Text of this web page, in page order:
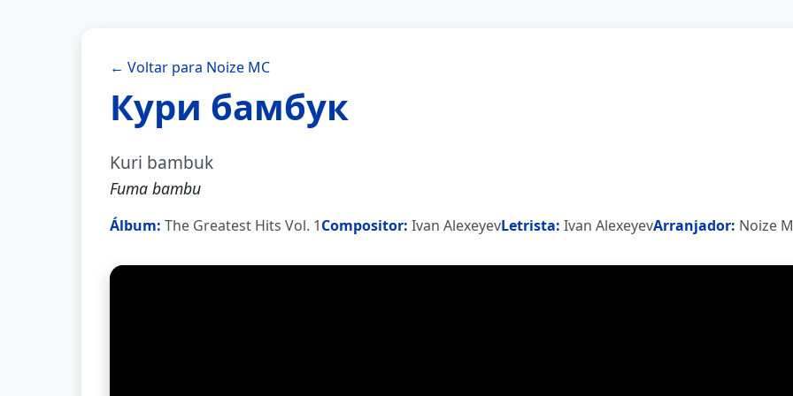
← Voltar para Noize MC
Кури бамбук
Kuri bambuk
Fuma bambu
Álbum: The Greatest Hits Vol. 1Compositor: Ivan AlexeyevLetrista: Ivan AlexeyevArranjador: Noize